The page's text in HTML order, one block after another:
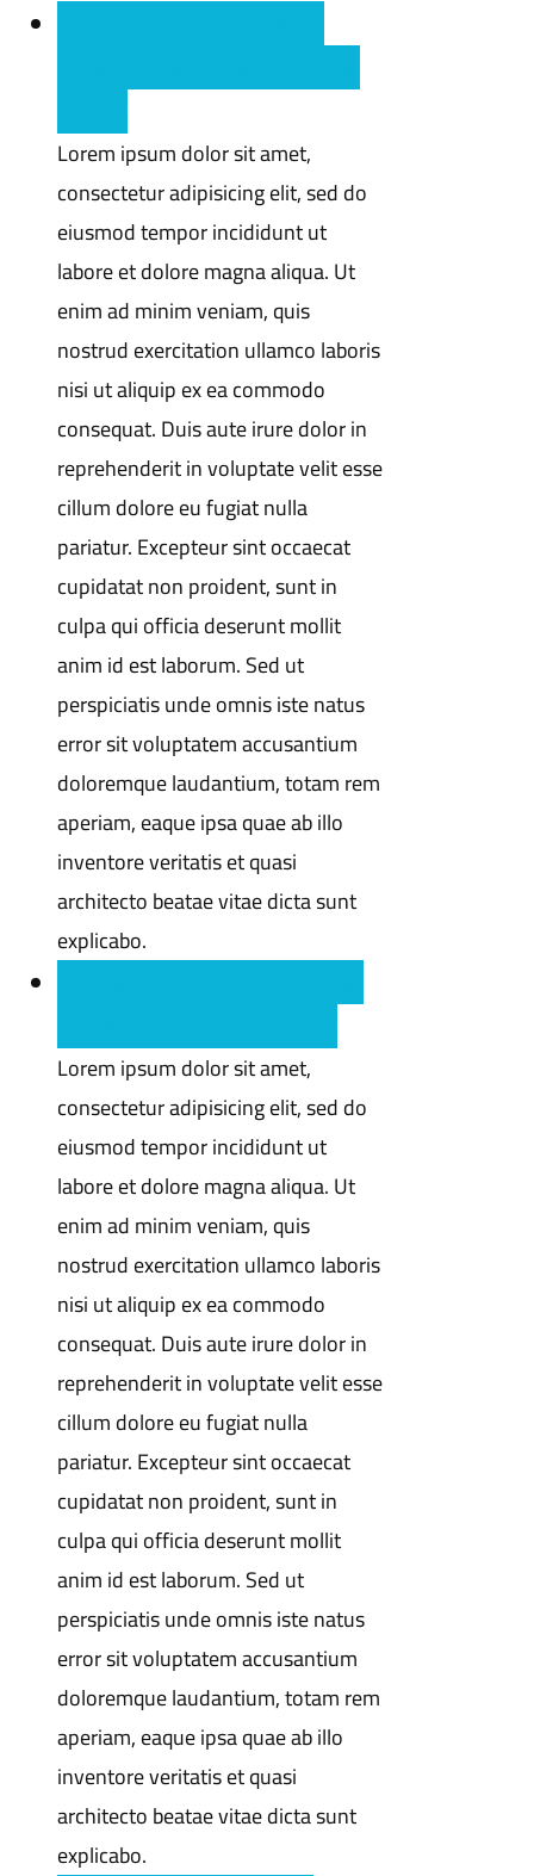
Lorem ipsum dolor sit amet,
consectetur adipisicing elit, sed do
eiusmod tempor incididunt ut
labore et dolore magna aliqua. Ut
enim ad minim veniam, quis
nostrud exercitation ullamco laboris
nisi ut aliquip ex ea commodo
consequat. Duis aute irure dolor in
reprehenderit in voluptate velit esse
cillum dolore eu fugiat nulla
pariatur. Excepteur sint occaecat
cupidatat non proident, sunt in
culpa qui officia deserunt mollit
anim id est laborum. Sed ut
perspiciatis unde omnis iste natus
error sit voluptatem accusantium
doloremque laudantium, totam rem
aperiam, eaque ipsa quae ab illo
inventore veritatis et quasi
architecto beatae vitae dicta sunt
explicabo.
Lorem ipsum dolor sit amet,
consectetur adipisicing elit, sed do
eiusmod tempor incididunt ut
labore et dolore magna aliqua. Ut
enim ad minim veniam, quis
nostrud exercitation ullamco laboris
nisi ut aliquip ex ea commodo
consequat. Duis aute irure dolor in
reprehenderit in voluptate velit esse
cillum dolore eu fugiat nulla
pariatur. Excepteur sint occaecat
cupidatat non proident, sunt in
culpa qui officia deserunt mollit
anim id est laborum. Sed ut
perspiciatis unde omnis iste natus
error sit voluptatem accusantium
doloremque laudantium, totam rem
aperiam, eaque ipsa quae ab illo
inventore veritatis et quasi
architecto beatae vitae dicta sunt
explicabo.